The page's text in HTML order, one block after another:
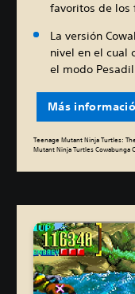
favoritos de los
La versión
nivel en el cual
el modo
Más
Teenage Mutant Ninja Turtles:
Mutant Ninja Turtles Cowabunga